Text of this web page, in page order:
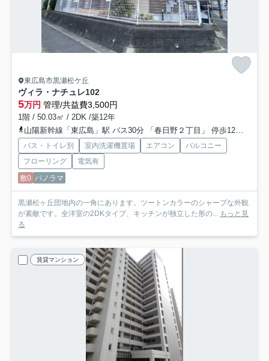
東広島市黒瀬松ケ丘
ヴィラ・ナチュレ102
5万円 管理/共益費3,500円
1階 / 50.03㎡ / 2DK /築12年
山陽新幹線「東広島」駅 バス30分 「春日野２丁目」 停歩12分
バス・トイレ別 室内洗濯機置場 エアコン
バルコニー
フローリング
電気有
敷0 パノラマ
黒瀬松ヶ丘団地内の一角にあります。ツートンカラーのシャープな外観
が素敵です。全洋室の2DKタイプ、キッチンが独立した形の... もっと見
る
賃貸マンション